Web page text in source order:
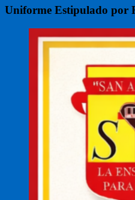
Uniforme Estipulado por